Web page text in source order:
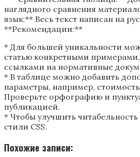
наглядного сравнения
язык:** Весь текст написан на
**Рекомендации:**
* Для большей уникальности
статью конкретными
ссылками на нормативные
* В таблице можно добавить
параметры, например,
Проверьте орфографию и
публикацией.
* Чтобы улучшить читабельность
стили CSS.
Похожие записи: